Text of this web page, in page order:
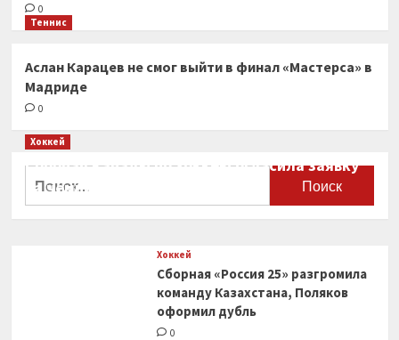
0
Теннис
Аслан Карацев не смог выйти в финал «Мастерса» в
Мадриде
0
Хоккей
Сборная Канады по хоккею огласила заявку
на чемпионат мира
Хоккей
Сборная «Россия 25» разгромила
команду Казахстана, Поляков
оформил дубль
0